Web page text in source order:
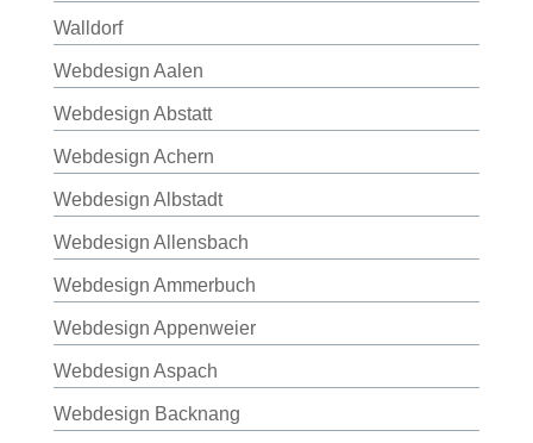
Walldorf
Webdesign Aalen
Webdesign Abstatt
Webdesign Achern
Webdesign Albstadt
Webdesign Allensbach
Webdesign Ammerbuch
Webdesign Appenweier
Webdesign Aspach
Webdesign Backnang